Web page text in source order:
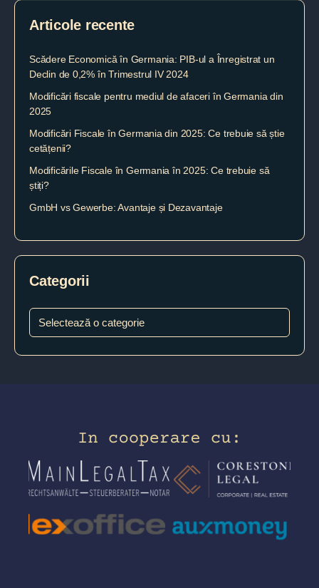
Articole recente
Scădere Economică în Germania: PIB-ul a Înregistrat un
Declin de 0,2% în Trimestrul IV 2024
Modificări fiscale pentru mediul de afaceri în Germania din
2025
Modificări Fiscale în Germania din 2025: Ce trebuie să știe
cetățenii?
Modificările Fiscale în Germania în 2025: Ce trebuie să
știți?
GmbH vs Gewerbe: Avantaje și Dezavantaje
Categorii